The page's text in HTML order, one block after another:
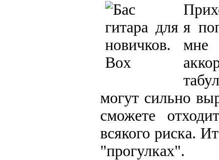
я
мне
могут сильно
сможете
всякого риска.
"прогулках".